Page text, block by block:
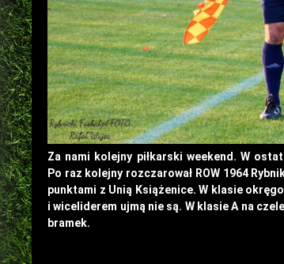
Za nami kolejny piłkarski weekend. W
Po raz kolejny rozczarował ROW 1964
punktami z Unią Książenice. W klasie
i wiceliderem ujmą nie są. W klasie A na
bramek.